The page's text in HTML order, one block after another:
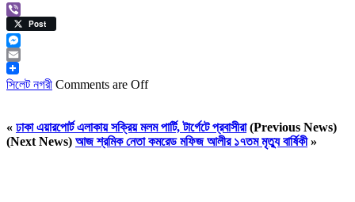
ViberPost
Messenger
Email
সিলেট নগরী Comments are Off
« ঢাকা এয়ারপোর্ট এলাকায় সক্রিয় মলম পার্টি, টার্গেটে প্রবাসীরা(Previous News)
(Next News) আজ শ্রমিক নেতা কমরেড মফিজ আলীর ১৭তম মৃত্যু বার্ষিকী»